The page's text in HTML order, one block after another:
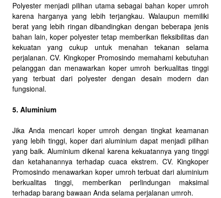
Polyester menjadi pilihan utama sebagai bahan koper umroh
karena harganya yang lebih terjangkau. Walaupun memiliki
berat yang lebih ringan dibandingkan dengan beberapa jenis
bahan lain, koper polyester tetap memberikan fleksibilitas dan
kekuatan yang cukup untuk menahan tekanan selama
perjalanan. CV. Kingkoper Promosindo memahami kebutuhan
pelanggan dan menawarkan koper umroh berkualitas tinggi
yang terbuat dari polyester dengan desain modern dan
fungsional.
5. Aluminium
Jika Anda mencari koper umroh dengan tingkat keamanan
yang lebih tinggi, koper dari aluminium dapat menjadi pilihan
yang baik. Aluminium dikenal karena kekuatannya yang tinggi
dan ketahanannya terhadap cuaca ekstrem. CV. Kingkoper
Promosindo menawarkan koper umroh terbuat dari aluminium
berkualitas tinggi, memberikan perlindungan maksimal
terhadap barang bawaan Anda selama perjalanan umroh.